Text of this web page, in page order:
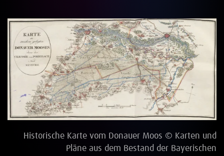
Historische Karte vom Donauer Moos © Karten und
Pläne aus dem Bestand der Bayerischen